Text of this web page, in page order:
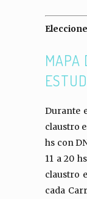
MAPA
Durante
claustro
hs con
11 a 20
claustro
cada